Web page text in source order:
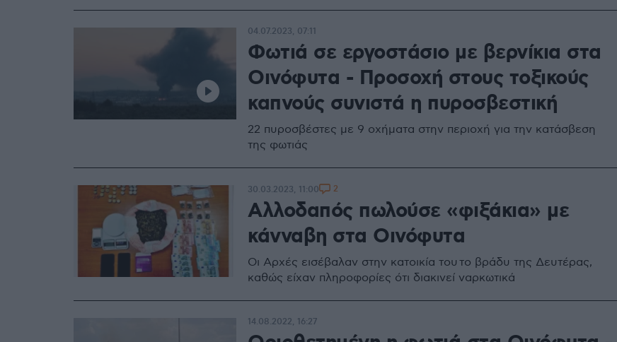
Φωτιά σε εργοστάσιο με βερνίκια στα
Οινόφυτα - Προσοχή στους τοξικούς
καπνούς συνιστά η πυροσβεστική
22 πυροσβέστες με 9 οχήματα στην περιοχή για την κατάσβεση
της φωτιάς
04.07.2023, 07:11
Αλλοδαπός πωλούσε «φιξάκια» με
κάνναβη στα Οινόφυτα
Οι Αρχές εισέβαλαν στην κατοικία του το βράδυ της Δευτέρας,
καθώς είχαν πληροφορίες ότι διακινεί ναρκωτικά
30.03.2023, 11:00 2
14.08.2022, 16:27